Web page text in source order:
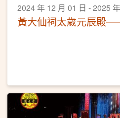
2024 年 12 月 01 日 - 2025
黃大仙祠太歲元辰殿